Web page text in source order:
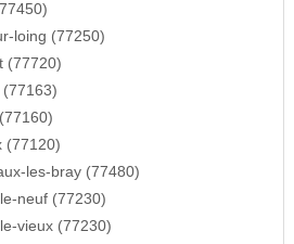
loing (77250)
(77720)
(77120)
les-bray (77480)
neuf (77230)
vieux (77230)